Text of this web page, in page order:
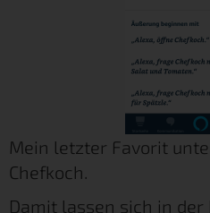
Mein letzter Favorit
Chefkoch.
Damit lassen sich in der